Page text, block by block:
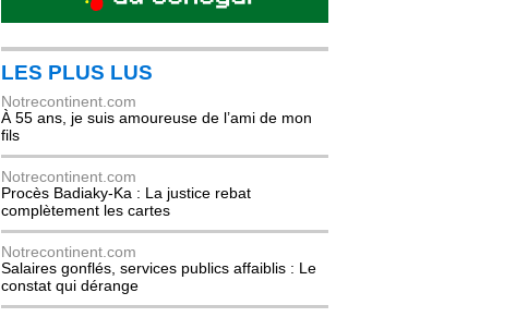
LES PLUS LUS
Notrecontinent.com
À 55 ans, je suis amoureuse de l’ami de mon
fils
Notrecontinent.com
Procès Badiaky-Ka : La justice rebat
complètement les cartes
Notrecontinent.com
Salaires gonflés, services publics affaiblis : Le
constat qui dérange